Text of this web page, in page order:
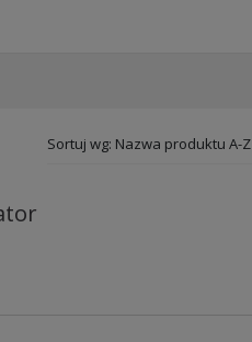
Sortuj wg: Nazwa produktu A-Z